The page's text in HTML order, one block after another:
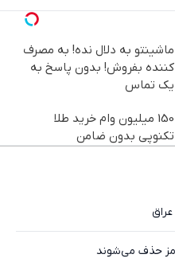
ماشینتو به دلال نده! به مصرف
کننده بفروش! بدون پاسخ به
یک تماس
150 میلیون وام خرید طلا
تکنوپی بدون ضامن
حذف می‌شوند